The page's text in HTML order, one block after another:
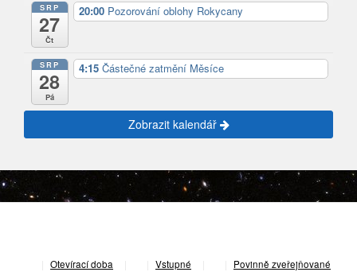
SRP
27
Čt
20:00 Pozorování oblohy Rokycany
SRP
28
Pá
4:15 Částečné zatmění Měsíce
Zobrazit kalendář
Otevírací doba Vstupné Povinně zveřejňované